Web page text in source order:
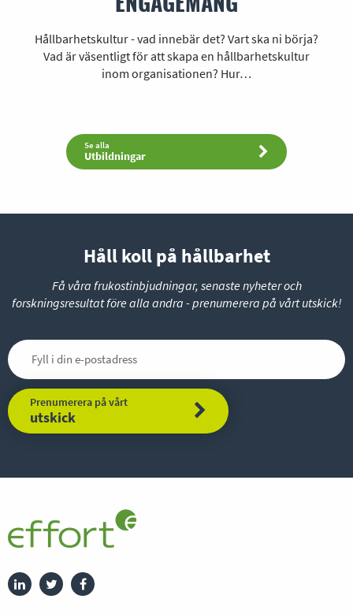
Hållbarhetskultur - vad innebär det? Vart ska ni börja?
Vad är väsentligt för att skapa en hållbarhetskultur
inom organisationen? Hur…
Se alla
Utbildningar
Håll koll på hållbarhet
Få våra frukostinbjudningar, senaste nyheter och
forskningsresultat före alla andra - prenumerera på vårt utskick!
Prenumerera på vårt
utskick